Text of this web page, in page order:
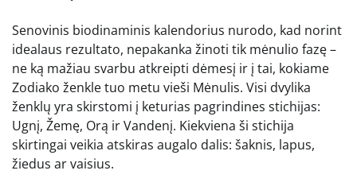
Senovinis biodinaminis kalendorius nurodo, kad norint
idealaus rezultato, nepakanka žinoti tik mėnulio fazę –
ne ką mažiau svarbu atkreipti dėmesį ir į tai, kokiame
Zodiako ženkle tuo metu vieši Mėnulis. Visi dvylika
ženklų yra skirstomi į keturias pagrindines stichijas:
Ugnį, Žemę, Orą ir Vandenį. Kiekviena ši stichija
skirtingai veikia atskiras augalo dalis: šaknis, lapus,
žiedus ar vaisius.